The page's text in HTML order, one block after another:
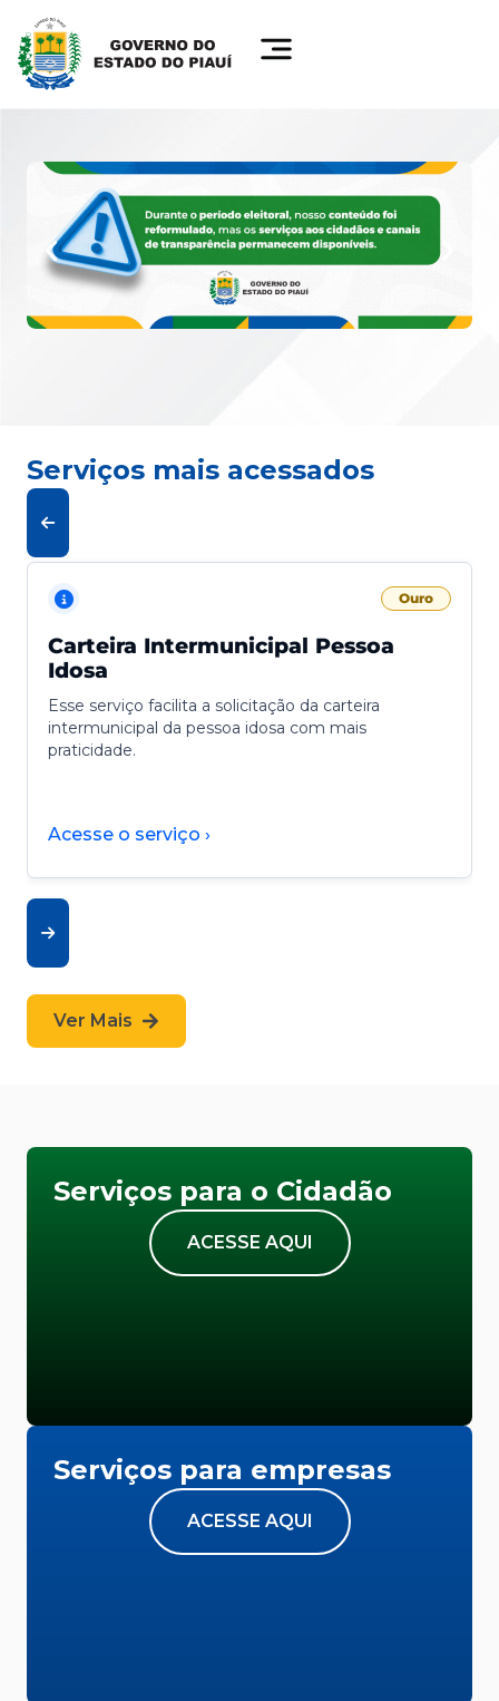
Serviços mais acessados
Ouro
Carteira Intermunicipal Pessoa
Idosa
Esse serviço facilita a solicitação da carteira
intermunicipal da pessoa idosa com mais
praticidade.
Acesse o serviço ›
Ver Mais
Serviços para o Cidadão
ACESSE AQUI
Serviços para empresas
ACESSE AQUI